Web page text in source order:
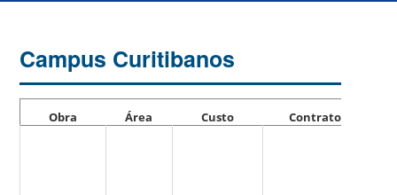
Campus Curitibanos
Obra Área Custo Contrato